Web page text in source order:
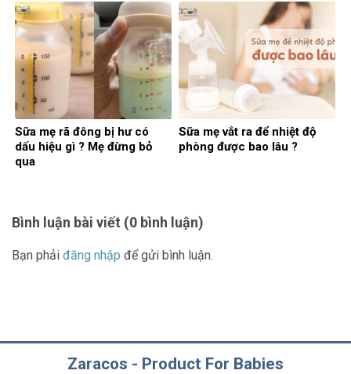
Sữa mẹ rã đông bị hư có
dấu hiệu gì ? Mẹ đừng bỏ
qua
Sữa mẹ vắt ra để nhiệt độ
phòng được bao lâu ?
Bình luận bài viết (0 bình luận)
Bạn phải đăng nhập để gửi bình luận.
Zaracos - Product For Babies